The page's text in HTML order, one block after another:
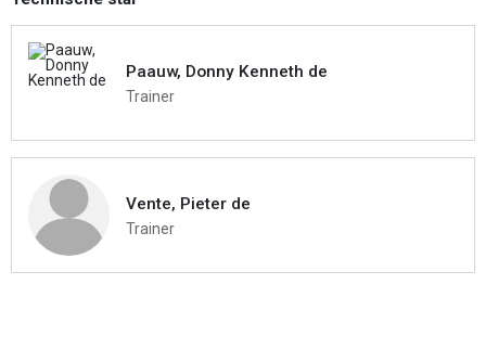
Paauw, Donny Kenneth de
Trainer
Vente, Pieter de
Trainer